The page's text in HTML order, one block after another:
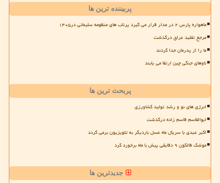
پربیننده ترین ها
ماهواره پارس ۲ در مدار قرار می گیرد پرتاب های منظومه سلیمانی در۱۴۰۵
مرجع تقلید عراق درگذشت
ما را از پدرمان جدا کردند
ناوهای جنگی چین ارتقا می یابند
پربحث ترین ها
انرژی های نو و رشد تولید کشاورزی
ابوالقاسم قاسم زاده درگذشت
اکبر عبدی با سریال ماه عسل باردیگر به تلویزیون برمی گردد
موشک فالکون ۹ دقایقی پیش با ماه برخورد کرد
جدیدترین ها